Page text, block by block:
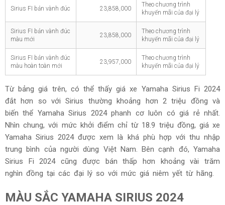
Sirius FI bản vành đúc 23,858,000
Theo chương trình
khuyến mãi của đại lý
Sirius FI bản vành đúc
màu mới
23,858,000
Theo chương trình
khuyến mãi của đại lý
Sirius FI bản vành đúc
màu hoàn toàn mới
23,957,000
Theo chương trình
khuyến mãi của đại lý
Từ bảng giá trên, có thể thấy giá xe Yamaha Sirius Fi 2024
đắt hơn so với Sirius thường khoảng hơn 2 triệu đồng và
biến thể Yamaha Sirius 2024 phanh cơ luôn có giá rẻ nhất.
Nhìn chung, với mức khởi điểm chỉ từ 18.9 triệu đồng, giá xe
Yamaha Sirius 2024 được xem là khá phù hợp với thu nhập
trung bình của người dùng Việt Nam. Bên cạnh đó, Yamaha
Sirius Fi 2024 cũng được bán thấp hơn khoảng vài trăm
nghìn đồng tại các đại lý so với mức giá niêm yết từ hãng.
MÀU SẮC YAMAHA SIRIUS 2024